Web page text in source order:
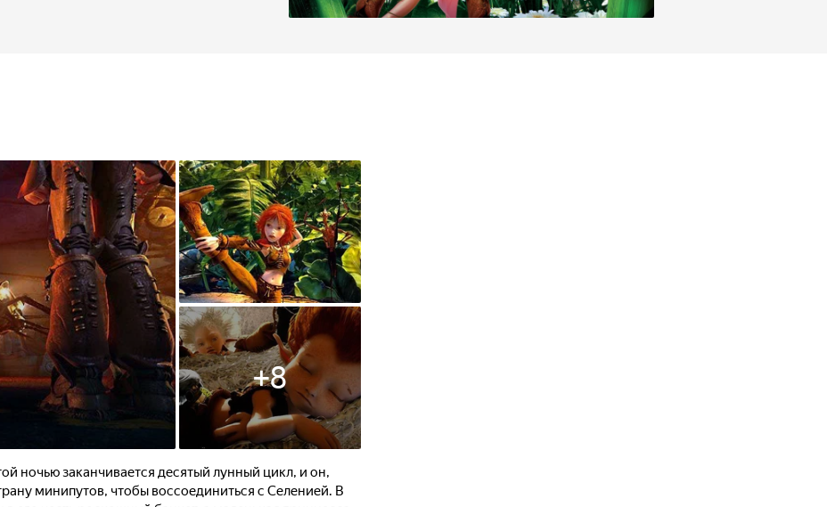
пауками… Лишь для того,
узнать, что они вовсе не
мог приготовить такую
юному герою?
+8
ночью заканчивается десятый лунный цикл, и он,
минипутов, чтобы воссоединиться с Селенией. В